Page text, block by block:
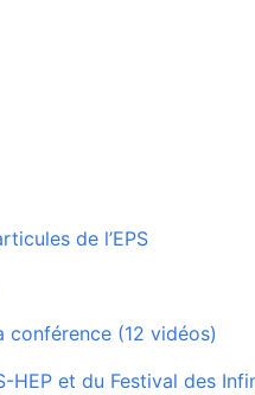
de l’EPS
(12 vidéos)
HEP et du Festival des